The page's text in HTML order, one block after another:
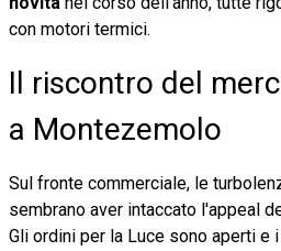
con motori termici.
Il riscontro del
a Montezemolo
Sul fronte commerciale, le
sembrano aver intaccato l'appeal
Gli ordini per la Luce sono aperti e